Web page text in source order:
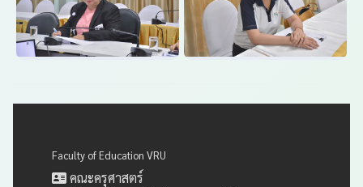
Faculty of Education VRU
คณะครุศาสตร์